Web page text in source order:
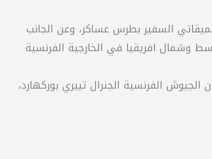
السفير بطرس عساكر، وعن الجانب
وشمال افريقيا في الخارجية الفرنسية
الفرنسية الجنرال تييري بوركهارد،